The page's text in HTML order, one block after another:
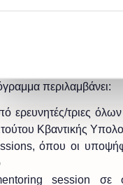
εκατοντάδες
όλης της χώρας θα
εγκαταστάσεις του
περιλαμβάνει:
ερευνητές/τριες
Κβαντικής
όπου οι
session σε